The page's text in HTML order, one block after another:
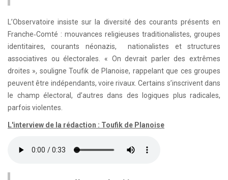
L’Observatoire insiste sur la diversité des courants présents en
Franche‑Comté : mouvances religieuses traditionalistes, groupes
identitaires, courants néonazis, nationalistes et structures
associatives ou électorales. « On devrait parler des extrêmes
droites », souligne Toufik de Planoise, rappelant que ces groupes
peuvent être indépendants, voire rivaux. Certains s’inscrivent dans
le champ électoral, d’autres dans des logiques plus radicales,
parfois violentes.
L'interview de la rédaction : Toufik de Planoise